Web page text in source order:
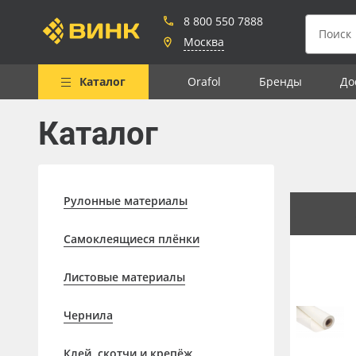
8 800 550 7888
Москва
Каталог Orafol Бренды
Весь каталог
Самоклеящиеся плёнки
Клей, скотчи и крепёж
Мобильные конструкции и
Каталог
Рулонные материалы
Самоклеящиеся плёнки
Листовые материалы
Чернила